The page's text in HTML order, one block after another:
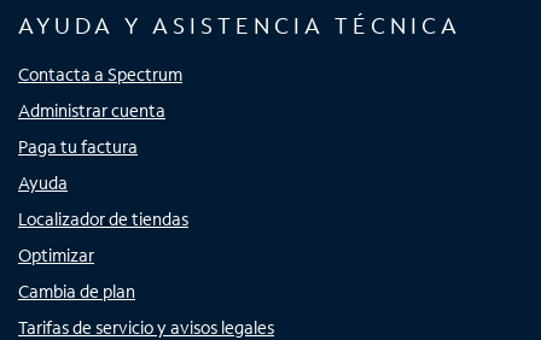
AYUDA Y ASISTENCIA TÉCNICA
Contacta a Spectrum
Administrar cuenta
Paga tu factura
Ayuda
Localizador de tiendas
Optimizar
Cambia de plan
Tarifas de servicio y avisos legales